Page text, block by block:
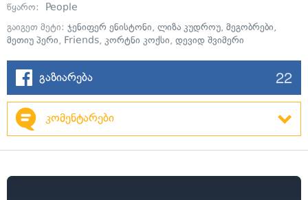
წყარო:
People
გაიგეთ მეტი: ჯენიფერ ენისტონი, ლიზა კუდროუ, მეგობრები,
მეთიუ პერი, Friends, კორტნი კოქსი, დევიდ შვიმერი
გაზიარება 22
კომენტარები